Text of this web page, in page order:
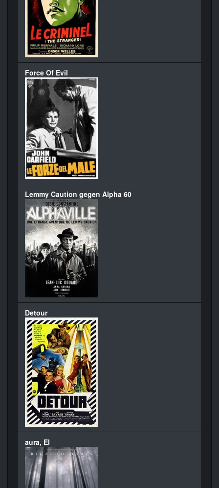
Force Of Evil
Lemmy Caution gegen Alpha 60
Detour
aura, El